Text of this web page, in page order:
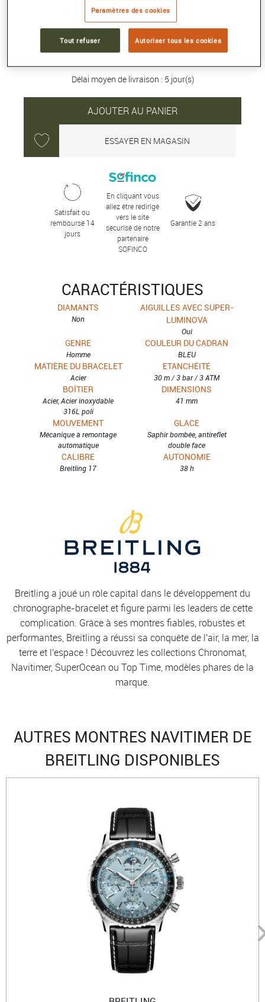
Collection : NAVITIMER
6 050 €
Délai moyen de livraison : 5 jour(s)
AJOUTER AU PANIER
ESSAYER EN MAGASIN
Satisfait ou
remboursé 14
jours
En cliquant vous
allez être redirigé
vers le site
sécurisé de notre
partenaire
SOFINCO
Garantie 2 ans
CARACTÉRISTIQUES
DIAMANTS
Non
AIGUILLES AVEC SUPER-
LUMINOVA
Oui
GENRE
Homme
COULEUR DU CADRAN
BLEU
MATIÈRE DU BRACELET
Acier
ETANCHÉITÉ
30 m / 3 bar / 3 ATM
BOÎTIER
Acier, Acier inoxydable
316L poli
DIMENSIONS
41 mm
MOUVEMENT
Mécanique à remontage
automatique
GLACE
Saphir bombée, antireflet
double face
CALIBRE
Breitling 17
AUTONOMIE
38 h
Breitling a joué un rôle capital dans le développement du
chronographe-bracelet et figure parmi les leaders de cette
complication. Grâce à ses montres fiables, robustes et
performantes, Breitling a réussi sa conquête de l'air, la mer, la
terre et l'espace ! Découvrez les collections Chronomat,
Navitimer, SuperOcean ou Top Time, modèles phares de la
marque.
AUTRES MONTRES NAVITIMER DE
BREITLING DISPONIBLES
Paramètres des cookies
Tout refuser Autoriser tous les cookies